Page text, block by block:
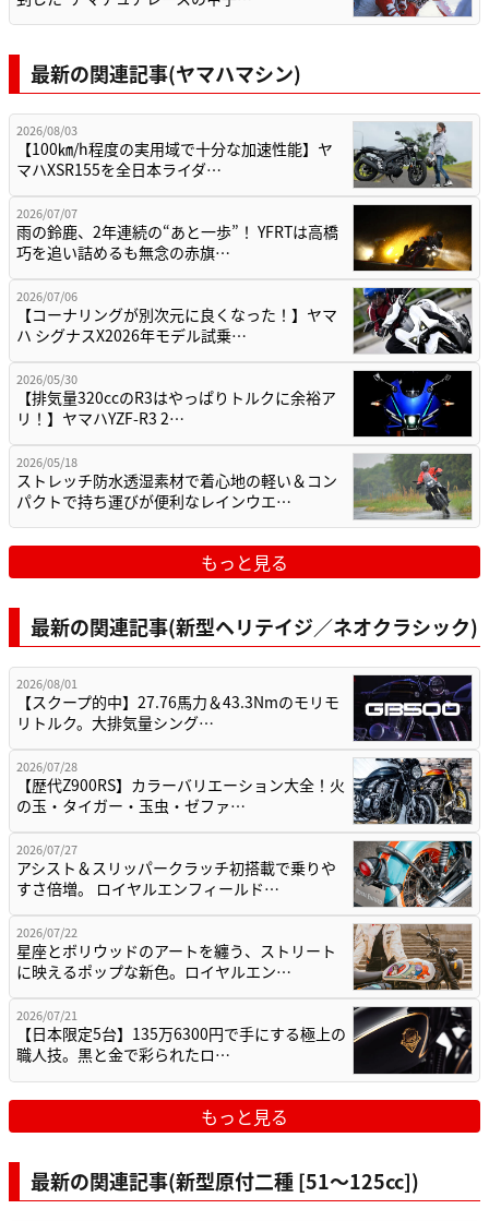
最新の関連記事(ヤマハマシン)
2026/08/03
【100㎞/h程度の実用域で十分な加速性能】ヤ
マハXSR155を全日本ライダ…
2026/07/07
雨の鈴鹿、2年連続の“あと一歩”！ YFRTは高橋
巧を追い詰めるも無念の赤旗…
2026/07/06
【コーナリングが別次元に良くなった！】ヤマ
ハ シグナスX2026年モデル試乗…
2026/05/30
【排気量320ccのR3はやっぱりトルクに余裕ア
リ！】ヤマハYZF-R3 2…
2026/05/18
ストレッチ防水透湿素材で着心地の軽い＆コン
パクトで持ち運びが便利なレインウエ…
もっと見る
最新の関連記事(新型ヘリテイジ／ネオクラシック)
2026/08/01
【スクープ的中】27.76馬力＆43.3Nmのモリモ
リトルク。大排気量シング…
2026/07/28
【歴代Z900RS】カラーバリエーション大全！火
の玉・タイガー・玉虫・ゼファ…
2026/07/27
アシスト＆スリッパークラッチ初搭載で乗りや
すさ倍増。 ロイヤルエンフィールド…
2026/07/22
星座とボリウッドのアートを纏う、ストリート
に映えるポップな新色。ロイヤルエン…
2026/07/21
【日本限定5台】135万6300円で手にする極上の
職人技。黒と金で彩られたロ…
もっと見る
最新の関連記事(新型原付二種 [51〜125cc])